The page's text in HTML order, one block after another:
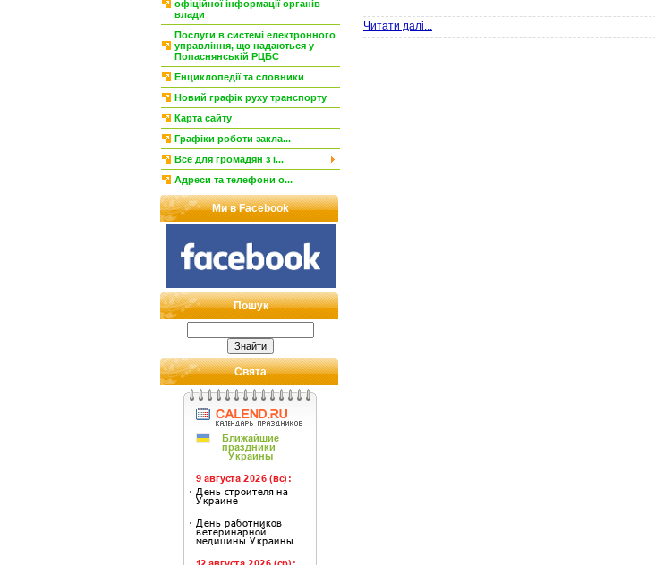
офіційної інформації органів
влади
Послуги в системі електронного
управління, що надаються у
Попаснянській РЦБС
Енциклопедії та словники
Новий графік руху транспорту
Карта сайту
Графіки роботи закла...
Все для громадян з і...
Адреси та телефони о...
Ми в Facebook
Пошук
Свята
Читати далі...